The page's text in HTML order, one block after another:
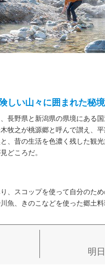
しい山々に囲まれた秘境
長野県と新潟県の県境にある
牧之が桃源郷と呼んで讃え、
、昔の生活を色濃く残した観
どころだ。
、スコップを使って自分のた
魚、きのこなどを使った郷土料
明日